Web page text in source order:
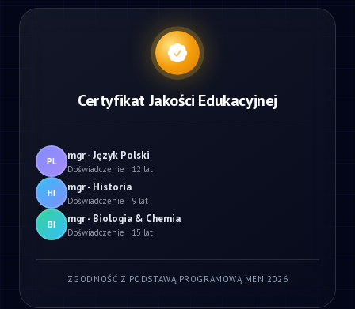
Certyfikat Jakości Edukacyjnej
PL mgr - Język Polski
Doświadczenie · 12 lat
HI mgr - Historia
Doświadczenie · 9 lat
BI mgr - Biologia & Chemia
Doświadczenie · 15 lat
ZGODNOŚĆ Z PODSTAWĄ PROGRAMOWĄ MEN 2026